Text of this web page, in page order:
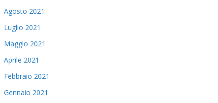
Agosto 2021
Luglio 2021
Maggio 2021
Aprile 2021
Febbraio 2021
Gennaio 2021